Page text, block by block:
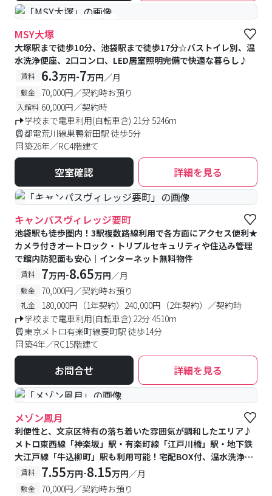
#予約受付中 #空室待ち
MSY大塚
大塚駅まで徒歩10分、池袋駅まで徒歩17分☆バストイレ別、温
水洗浄便座、2口コンロ、LED居室照明完備で快適な暮らし♪
賃料 6.3万円-7万円／月
敷金 70,000円／契約時お預り
入館料 60,000円／契約時
学校まで電車利用(自転車含) 21分 5246m
都電荒川線巣鴨新田駅 徒歩5分
築26年／RC4階建て
空室確認 詳細を見る
#食事付き
キャンパスヴィレッジ要町
池袋駅も徒歩圏内！3駅複数路線利用で各方面にアクセス便利★
カメラ付きオートロック・トリプルセキュリティや住込み管理
で館内防犯面も安心｜インターネット無料物件
賃料 7万円-8.65万円／月
敷金 70,000円／契約時お預り
礼金
180,000円（1年契約）240,000円（2年契約）／契約時
学校まで電車利用(自転車含) 22分 4510m
東京メトロ有楽町線要町駅 徒歩14分
築4年／RC15階建て
お問合せ 詳細を見る
#予約受付中 #空室待ち
メゾン鳳月
利便性と、文京区特有の落ち着いた雰囲気が調和したエリア♪
メトロ東西線「神楽坂」駅・有楽町線「江戸川橋」駅・地下鉄
大江戸線「牛込柳町」駅も利用可能！宅配BOX付、温水洗浄便
座が備付★
賃料 7.55万円-8.15万円／月
敷金 70,000円／契約時お預り